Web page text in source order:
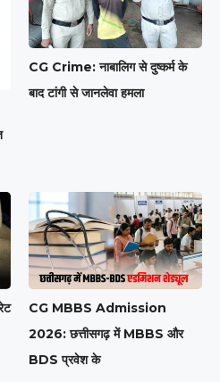
CG Crime: नाबालिग से दुष्कर्म के
बाद टांगी से जानलेवा हमला
CG MBBS Admission
2026: छत्तीसगढ़ में MBBS और
BDS प्रवेश के